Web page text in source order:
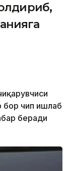
бор чип ишлаб
беради